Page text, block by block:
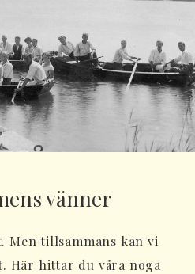
vänner
Men tillsammans kan vi
Här hittar du våra noga